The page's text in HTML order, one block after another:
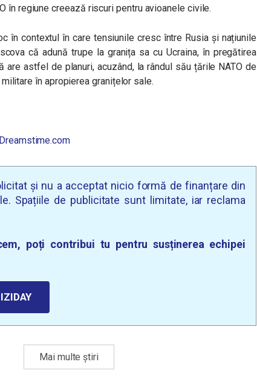
în regiune creează riscuri pentru avioanele civile.
în contextul în care tensiunile cresc între Rusia și națiunile
că adună trupe la granița sa cu Ucraina, în pregătirea
are astfel de planuri, acuzând, la rândul său țările NATO de
în apropierea granițelor sale.
Dreamstime.com
și nu a acceptat nicio formă de finanțare din
Spațiile de publicitate sunt limitate, iar reclama
poți contribui tu pentru susținerea echipei
Mai multe știri